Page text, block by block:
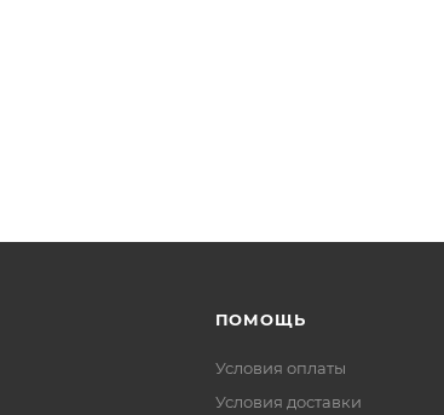
ПОМОЩЬ
Условия оплаты
Условия доставки